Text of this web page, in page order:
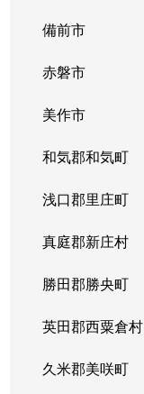
備前市
赤磐市
美作市
和気郡和気町
浅口郡里庄町
真庭郡新庄村
勝田郡勝央町
英田郡西粟倉村
久米郡美咲町